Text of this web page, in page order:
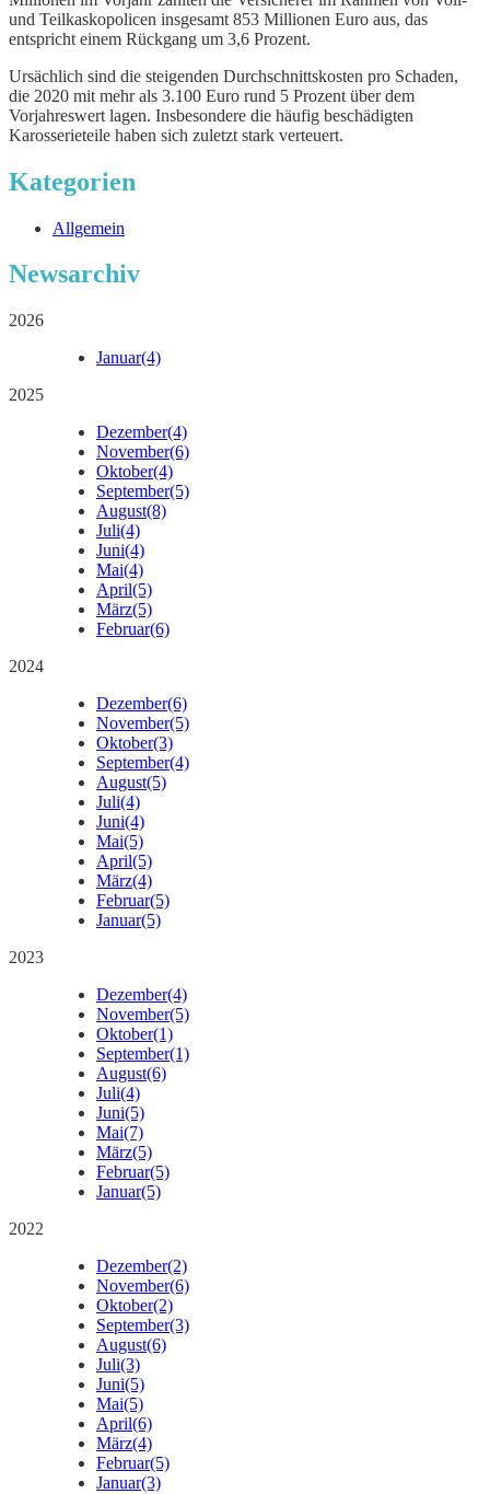
und Teilkaskopolicen insgesamt 853 Millionen Euro aus, das
entspricht einem Rückgang um 3,6 Prozent.
Ursächlich sind die steigenden Durchschnittskosten pro Schaden,
die 2020 mit mehr als 3.100 Euro rund 5 Prozent über dem
Vorjahreswert lagen. Insbesondere die häufig beschädigten
Karosserieteile haben sich zuletzt stark verteuert.
Kategorien
Allgemein
Newsarchiv
2026
Januar(4)
2025
Dezember(4)
November(6)
Oktober(4)
September(5)
August(8)
Juli(4)
Juni(4)
Mai(4)
April(5)
März(5)
Februar(6)
2024
Dezember(6)
November(5)
Oktober(3)
September(4)
August(5)
Juli(4)
Juni(4)
Mai(5)
April(5)
März(4)
Februar(5)
Januar(5)
2023
Dezember(4)
November(5)
Oktober(1)
September(1)
August(6)
Juli(4)
Juni(5)
Mai(7)
März(5)
Februar(5)
Januar(5)
2022
Dezember(2)
November(6)
Oktober(2)
September(3)
August(6)
Juli(3)
Juni(5)
Mai(5)
April(6)
März(4)
Februar(5)
Januar(3)